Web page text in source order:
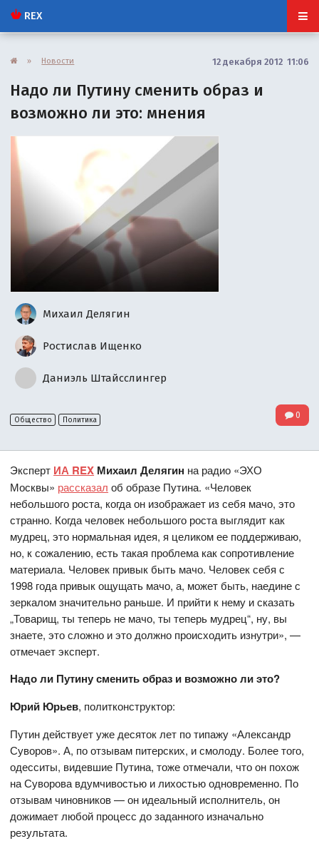
REX
» Новости 12 декабря 2012 11:06
Надо ли Путину сменить образ и
возможно ли это: мнения
Михаил Делягин
Ростислав Ищенко
Даниэль Штайсслингер
Общество Политика 0
Эксперт ИА REX Михаил Делягин на радио «ЭХО
Москвы» рассказал об образе Путина. «Человек
небольшого роста, когда он изображает из себя мачо, это
странно. Когда человек небольшого роста выглядит как
мудрец, это нормальная идея, я целиком ее поддерживаю,
но, к сожалению, есть такая проблема как сопротивление
материала. Человек привык быть мачо. Человек себя с
1998 года привык ощущать мачо, а, может быть, наедине с
зеркалом значительно раньше. И прийти к нему и сказать
„Товарищ, ты теперь не мачо, ты теперь мудрец“, ну, вы
знаете, это сложно и это должно происходить изнутри», —
отмечает эксперт.
Надо ли Путину сменить образ и возможно ли это?
Юрий Юрьев, политконструктор:
Путин действует уже десяток лет по типажу «Александр
Суворов». А, по отзывам питерских, и смолоду. Более того,
одесситы, видевшие Путина, тоже отмечали, что он похож
на Суворова вдумчивостью и лихостью одновременно. По
отзывам чиновников — он идеальный исполнитель, он
дожимает любой процесс до заданного изначально
результата.